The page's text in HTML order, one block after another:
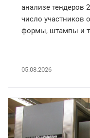
05.08.2026
анализе тендеров
число участников
формы, штампы и